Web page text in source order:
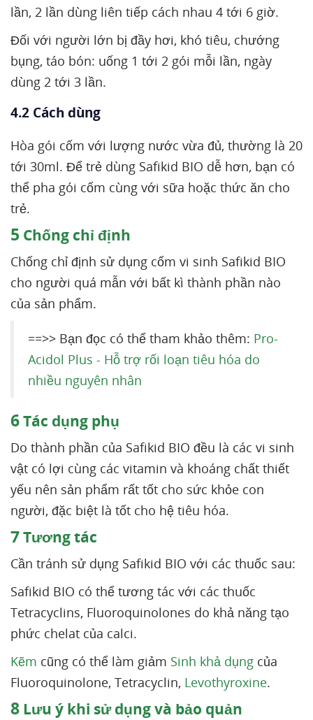
lần, 2 lần dùng liên tiếp cách nhau 4 tới 6 giờ.
Đối với người lớn bị đầy hơi, khó tiêu, chướng
bụng, táo bón: uống 1 tới 2 gói mỗi lần, ngày
dùng 2 tới 3 lần.
4.2 Cách dùng
Hòa gói cốm với lượng nước vừa đủ, thường là 20
tới 30ml. Để trẻ dùng Safikid BIO dễ hơn, bạn có
thể pha gói cốm cùng với sữa hoặc thức ăn cho
trẻ.
5 Chống chỉ định
Chống chỉ định sử dụng cốm vi sinh Safikid BIO
cho người quá mẫn với bất kì thành phần nào
của sản phẩm.
==>> Bạn đọc có thể tham khảo thêm: Pro-
Acidol Plus - Hỗ trợ rối loạn tiêu hóa do
nhiều nguyên nhân
6Tác dụng phụ
Do thành phần của Safikid BIO đều là các vi sinh
vật có lợi cùng các vitamin và khoáng chất thiết
yếu nên sản phẩm rất tốt cho sức khỏe con
người, đặc biệt là tốt cho hệ tiêu hóa.
7Tương tác
Cần tránh sử dụng Safikid BIO với các thuốc sau:
Safikid BIO có thể tương tác với các thuốc
Tetracyclins, Fluoroquinolones do khả năng tạo
phức chelat của calci.
Kẽm cũng có thể làm giảm Sinh khả dụng của
Fluoroquinolone, Tetracyclin, Levothyroxine.
8 Lưu ý khi sử dụng và bảo quản